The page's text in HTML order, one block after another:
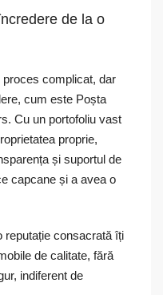
de la o
proces complicat, dar
cum este Poșta
Cu un portofoliu vast
proprie,
și suportul de
capcane și a avea o
reputație consacrată îți
de calitate, fără
indiferent de